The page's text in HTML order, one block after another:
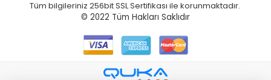
Tüm bilgileriniz 256bit SSL Sertifikası ile korunmaktadır.
© 2022 Tüm Hakları Saklıdır